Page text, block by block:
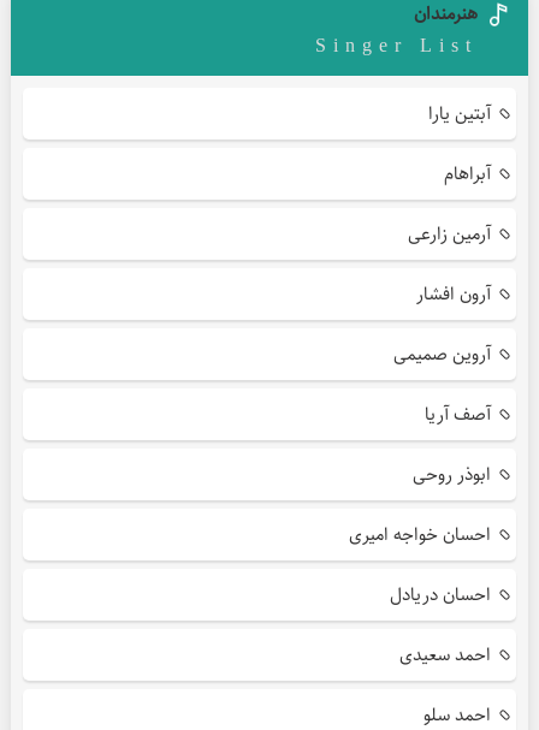
هنرمندان
Singer List
آبتین یارا
آبراهام
آرمین زارعی
آرون افشار
آروین صمیمی
آصف آریا
ابوذر روحی
احسان خواجه امیری
احسان دریادل
احمد سعیدی
احمد سلو